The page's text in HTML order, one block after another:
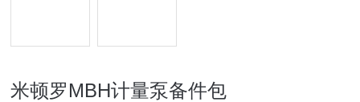
米顿罗MBH计量泵备件包